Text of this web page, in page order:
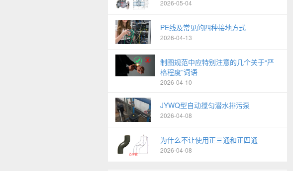
2026-05-04
PE线及常见的四种接地方式
2026-04-13
制图规范中应特别注意的几个关于“严
格程度”词语
2026-04-10
JYWQ型自动搅匀潜水排污泵
2026-04-08
为什么不让使用正三通和正四通
2026-04-08